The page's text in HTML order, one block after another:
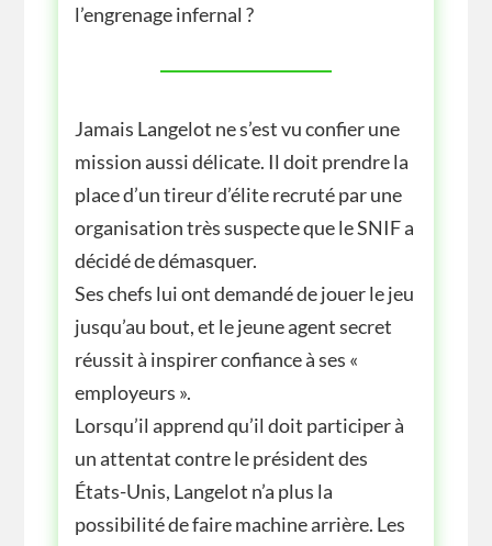
l’engrenage infernal ?
Jamais Langelot ne s’est vu confier une
mission aussi délicate. Il doit prendre la
place d’un tireur d’élite recruté par une
organisation très suspecte que le SNIF a
décidé de démasquer.
Ses chefs lui ont demandé de jouer le jeu
jusqu’au bout, et le jeune agent secret
réussit à inspirer confiance à ses «
employeurs ».
Lorsqu’il apprend qu’il doit participer à
un attentat contre le président des
États-Unis, Langelot n’a plus la
possibilité de faire machine arrière. Les